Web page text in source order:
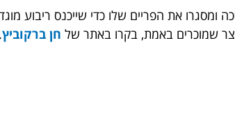
ומסגרו את הפריים שלו כדי שייכנס ריבוע
שמוכרים באמת, בקרו באתר של חן ברקוביץ.